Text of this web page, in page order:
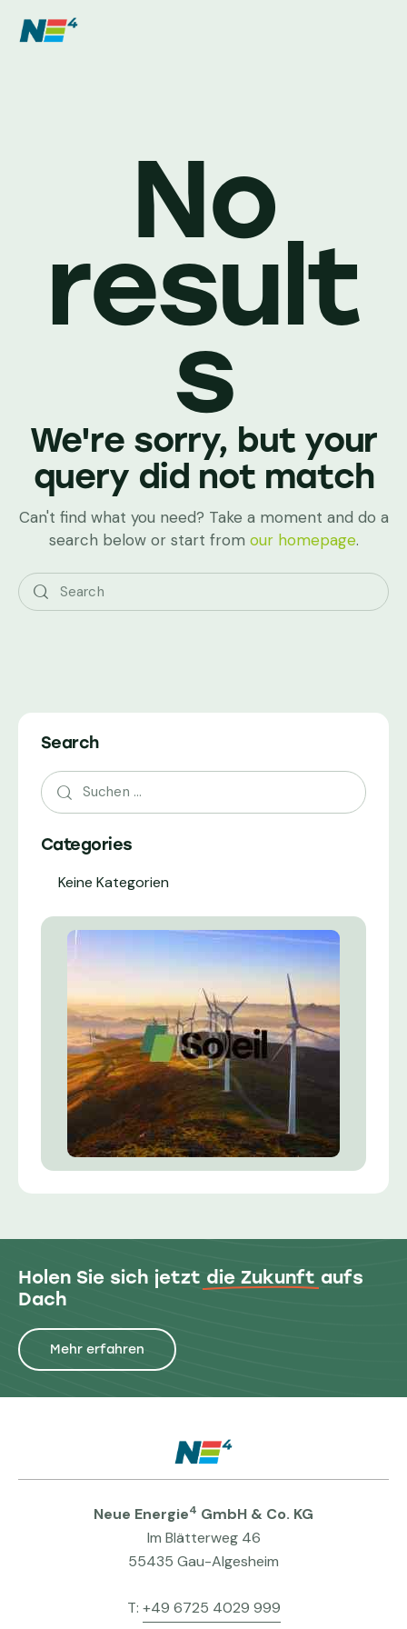
No
result
s
We're sorry, but your
query did not match
Can't find what you need? Take a moment and do a
search below or start from our homepage.
Search
Categories
Keine Kategorien
Holen Sie sich jetzt die Zukunft aufs
Dach
Mehr erfahren
Neue Energie4 GmbH & Co. KG
Im Blätterweg 46
55435 Gau-Algesheim
T: +49 6725 4029 999